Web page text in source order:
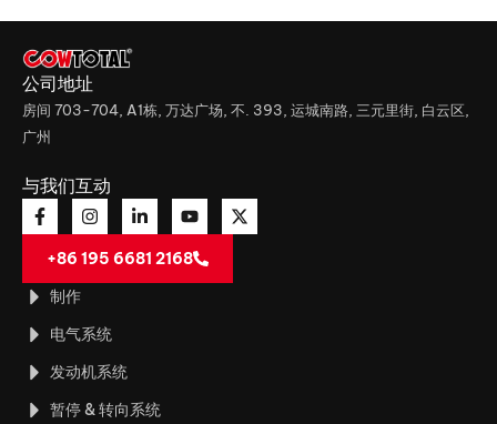
公司地址
房间 703-704, A1栋, 万达广场, 不. 393, 运城南路, 三元里街, 白云区,
广州
与我们互动
+86 195 6681 2168
制作
电气系统
发动机系统
暂停 & 转向系统